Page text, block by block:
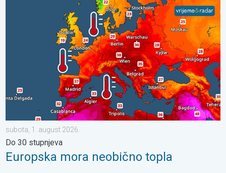
Europska mora neobično topla. Do 30 stupnjeva. . . subota,
subota, 1. august 2026.
Do 30 stupnjeva
Europska mora neobično topla